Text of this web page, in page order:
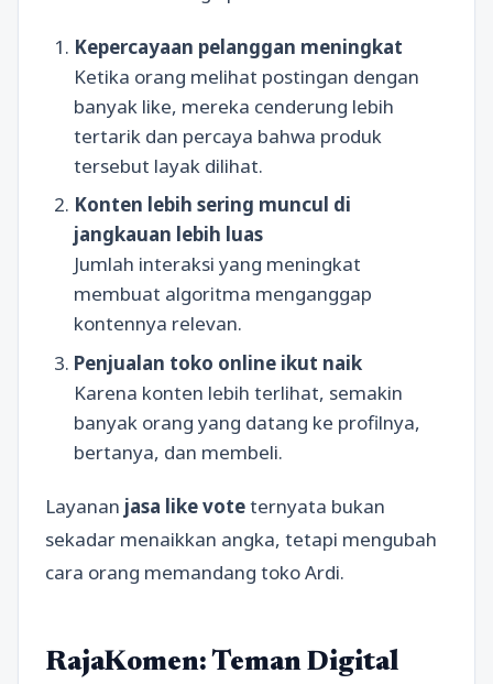
Kepercayaan pelanggan meningkat
Ketika orang melihat postingan dengan
banyak like, mereka cenderung lebih
tertarik dan percaya bahwa produk
tersebut layak dilihat.
Konten lebih sering muncul di
jangkauan lebih luas
Jumlah interaksi yang meningkat
membuat algoritma menganggap
kontennya relevan.
Penjualan toko online ikut naik
Karena konten lebih terlihat, semakin
banyak orang yang datang ke profilnya,
bertanya, dan membeli.
Layanan jasa like voteternyata bukan
sekadar menaikkan angka, tetapi mengubah
cara orang memandang toko Ardi.
RajaKomen: Teman Digital